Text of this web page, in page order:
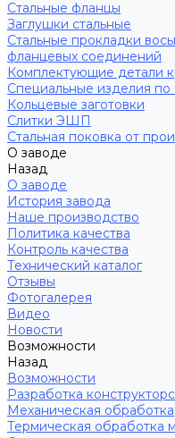
Стальные фланцы
Заглушки стальные
Стальные прокладки
фланцевых соединений
Комплектующие детали
Специальные изделия по
Кольцевые заготовки
Слитки ЭШП
Стальная поковка от
О заводе
Назад
О заводе
История завода
Наше производство
Политика качества
Контроль качества
Технический каталог
Отзывы
Фотогалерея
Видео
Новости
Возможности
Назад
Возможности
Разработка
Механическая обработка
Термическая обработка